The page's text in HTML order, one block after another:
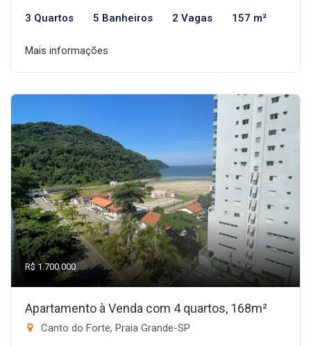
3 Quartos 5 Banheiros 2 Vagas 157 m²
Mais informações
R$ 1.700.000
Apartamento à Venda com 4 quartos, 168m²
Canto do Forte, Praia Grande-SP